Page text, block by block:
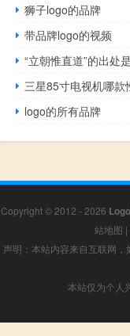
狮子logo的品牌
带品牌logo的视频
“立朝惟直道”的出处
三星85寸电视机哪款
logo的所有品牌
Copyright © 2012 - 2026
站地图 |
声明：本站内容来自互联网
本站仅为个人